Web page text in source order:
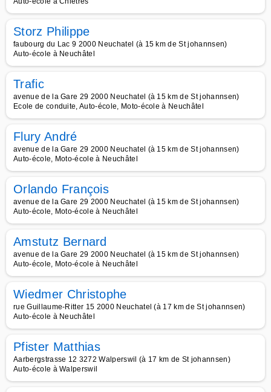
Storz Philippe
faubourg du Lac 9 2000 Neuchatel (à 15 km de St johannsen)
Auto-école à Neuchâtel
Trafic
avenue de la Gare 29 2000 Neuchatel (à 15 km de St johannsen)
Ecole de conduite, Auto-école, Moto-école à Neuchâtel
Flury André
avenue de la Gare 29 2000 Neuchatel (à 15 km de St johannsen)
Auto-école, Moto-école à Neuchâtel
Orlando François
avenue de la Gare 29 2000 Neuchatel (à 15 km de St johannsen)
Auto-école, Moto-école à Neuchâtel
Amstutz Bernard
avenue de la Gare 29 2000 Neuchatel (à 15 km de St johannsen)
Auto-école, Moto-école à Neuchâtel
Wiedmer Christophe
rue Guillaume-Ritter 15 2000 Neuchatel (à 17 km de St johannsen)
Auto-école à Neuchâtel
Pfister Matthias
Aarbergstrasse 12 3272 Walperswil (à 17 km de St johannsen)
Auto-école à Walperswil